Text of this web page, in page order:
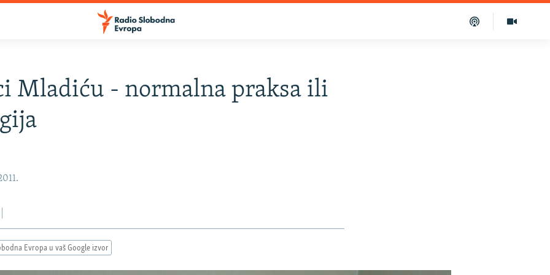
Mladiću - normalna praksa ili
Evropa u vaš Google izvor